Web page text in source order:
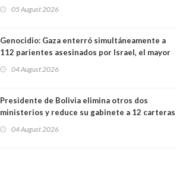
trasandino
05 August 2026
Genocidio: Gaza enterró simultáneamente a
112 parientes asesinados por Israel, el mayor
muertos figuran 44 niños y nueve ancianos
04 August 2026
Presidente de Bolivia elimina otros dos
ministerios y reduce su gabinete a 12 carteras
04 August 2026